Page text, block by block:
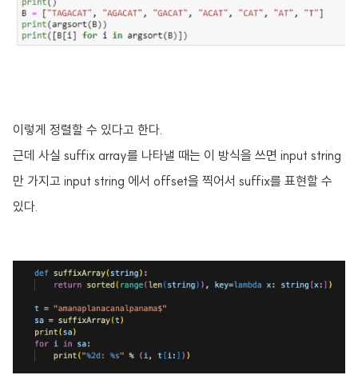
이렇게 정렬할 수 있다고 한다.
근데 사실 suffix array를 나타낼 때는 이 방식을 쓰면 input string
만 가지고 input string 에서 offset을 찍어서 suffix를 표현할 수
있다.